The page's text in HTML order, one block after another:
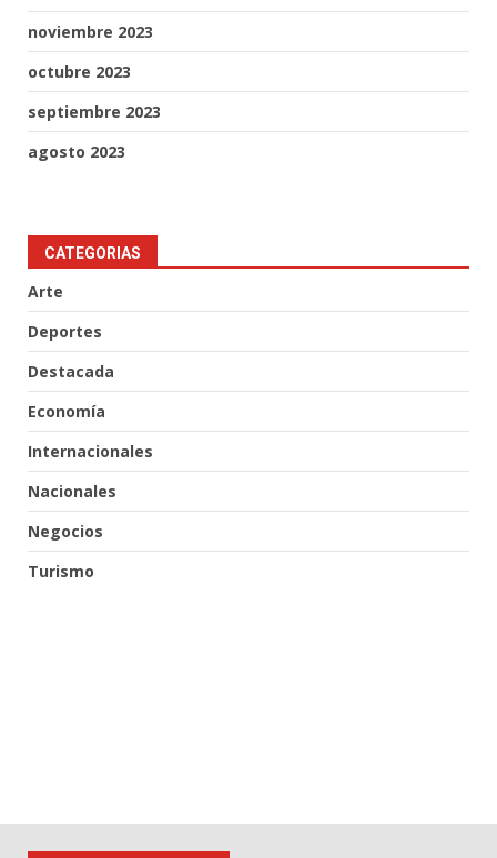
noviembre 2023
octubre 2023
septiembre 2023
agosto 2023
CATEGORIAS
Arte
Deportes
Destacada
Economía
Internacionales
Nacionales
Negocios
Turismo